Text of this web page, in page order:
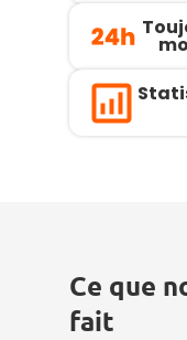
Ce que
fait